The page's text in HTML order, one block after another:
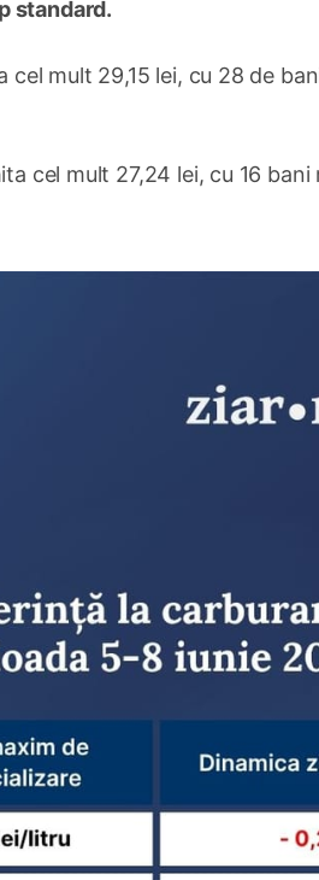
standard.
mult 29,15 lei, cu 28 de
cel mult 27,24 lei, cu 16 bani